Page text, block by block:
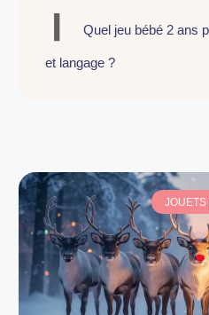
Quel jeu bébé 2 ans
et langage ?
JOUETS